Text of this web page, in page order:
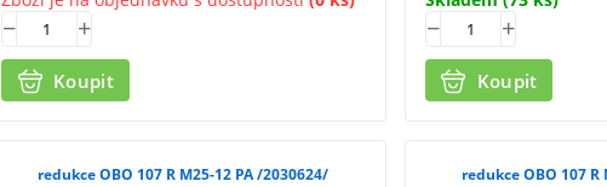
Koupit Koupit
redukce OBO 107 R M25-12 PA /2030624/